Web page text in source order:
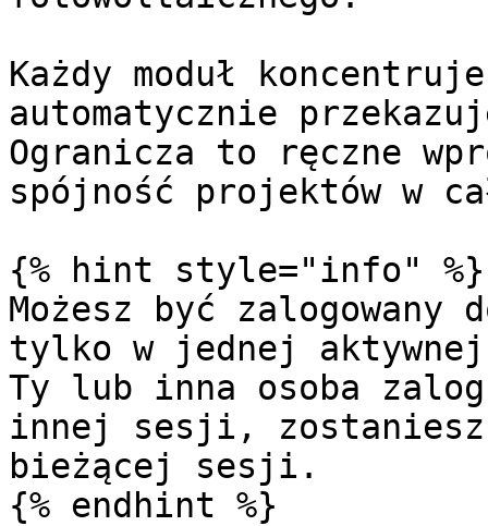
Każdy moduł
automatycznie
Ogranicza to ręczne
spójność projektów w
{% hint style="info" %}
Możesz być
tylko w jednej
Ty lub inna osoba
innej sesji, zostaniesz
bieżącej sesji.
{% endhint %}